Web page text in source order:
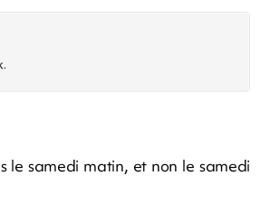
le samedi matin, et non le samedi